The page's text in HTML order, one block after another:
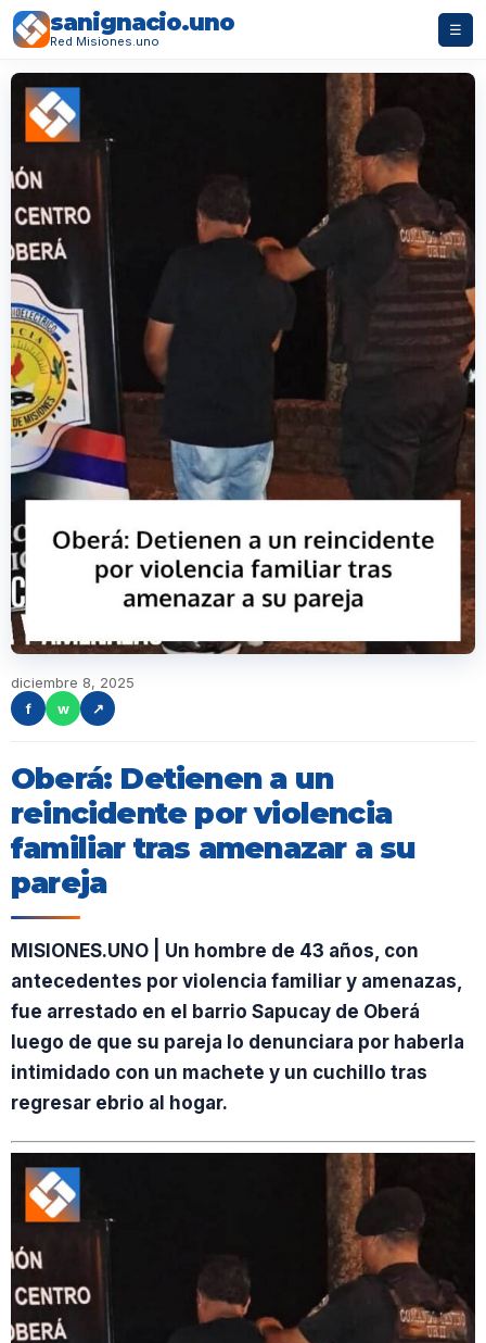
sanignacio.uno
Red Misiones.uno
☰
diciembre 8, 2025
f
w ↗
Oberá: Detienen a un
reincidente por violencia
familiar tras amenazar a su
pareja
MISIONES.UNO | Un hombre de 43 años, con
antecedentes por violencia familiar y amenazas,
fue arrestado en el barrio Sapucay de Oberá
luego de que su pareja lo denunciara por haberla
intimidado con un machete y un cuchillo tras
regresar ebrio al hogar.